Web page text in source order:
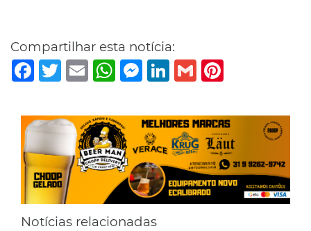
Compartilhar esta notícia:
Facebook
TwitterEmail WhatsAppMessenger
LinkedIn
Gmail
Notícias relacionadas